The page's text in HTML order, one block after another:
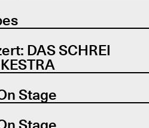
DAS SCHREI
Stage